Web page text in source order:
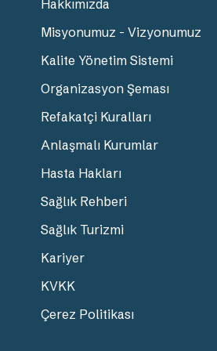
Hakkımızda
Misyonumuz - Vizyonumuz
Kalite Yönetim Sistemi
Organizasyon Şeması
Refakatçi Kuralları
Anlaşmalı Kurumlar
Hasta Hakları
Sağlık Rehberi
Sağlık Turizmi
Kariyer
KVKK
Çerez Politikası